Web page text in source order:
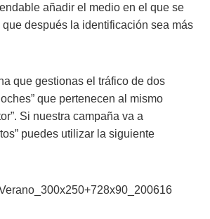
añadir el medio en el que se
después la identificación sea más
que gestionas el tráfico de dos
que pertenecen al mismo
Si nuestra campaña va a
puedes utilizar la siguiente